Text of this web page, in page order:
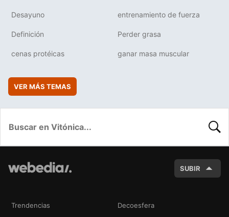
Desayuno entrenamiento de fuerza
Definición Perder grasa
cenas protéicas ganar masa muscular
VER MÁS TEMAS
SUBIR
Trendencias Decoesfera